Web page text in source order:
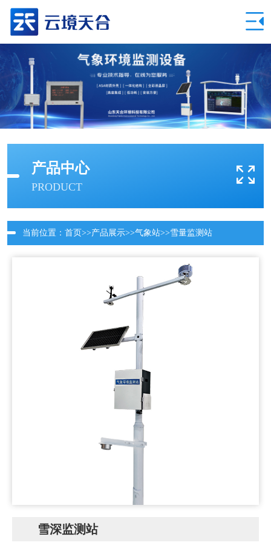
产品中心
PRODUCT
当前位置： 首页>>产品展示>>气象站>>雪量监测站
雪深监测站